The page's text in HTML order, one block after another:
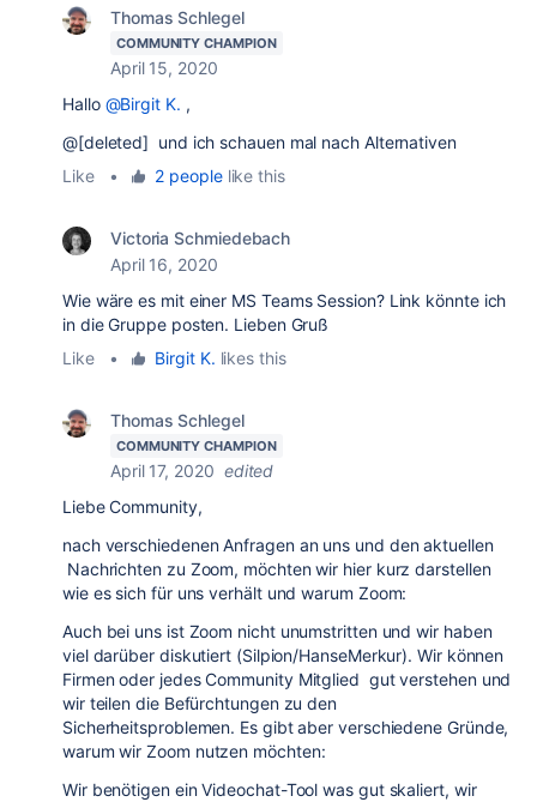
Thomas Schlegel
COMMUNITY CHAMPION
April 15, 2020
Hallo @Birgit K. ,
@[deleted] und ich schauen mal nach Alternativen
Like
• 2 peoplelike this
Victoria Schmiedebach
April 16, 2020
Wie wäre es mit einer MS Teams Session? Link könnte ich
in die Gruppe posten. Lieben Gruß
Like
• Birgit K. likes this
Thomas Schlegel
COMMUNITY CHAMPION
April 17, 2020 edited
Liebe Community,
nach verschiedenen Anfragen an uns und den aktuellen
Nachrichten zu Zoom, möchten wir hier kurz darstellen
wie es sich für uns verhält und warum Zoom:
Auch bei uns ist Zoom nicht unumstritten und wir haben
viel darüber diskutiert (Silpion/HanseMerkur). Wir können
Firmen oder jedes Community Mitglied gut verstehen und
wir teilen die Befürchtungen zu den
Sicherheitsproblemen. Es gibt aber verschiedene Gründe,
warum wir Zoom nutzen möchten:
Wir benötigen ein Videochat-Tool was gut skaliert, wir